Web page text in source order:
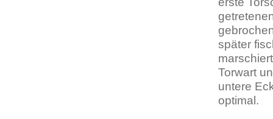
später
Torwart
untere
optimal.